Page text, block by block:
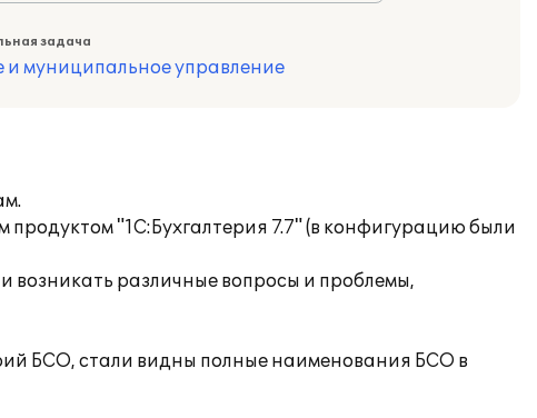
задача
и муниципальное управление
"1С:Бухгалтерия 7.7" (в конфигурацию были
возникать различные вопросы и проблемы,
БСО, стали видны полные наименования БСО в